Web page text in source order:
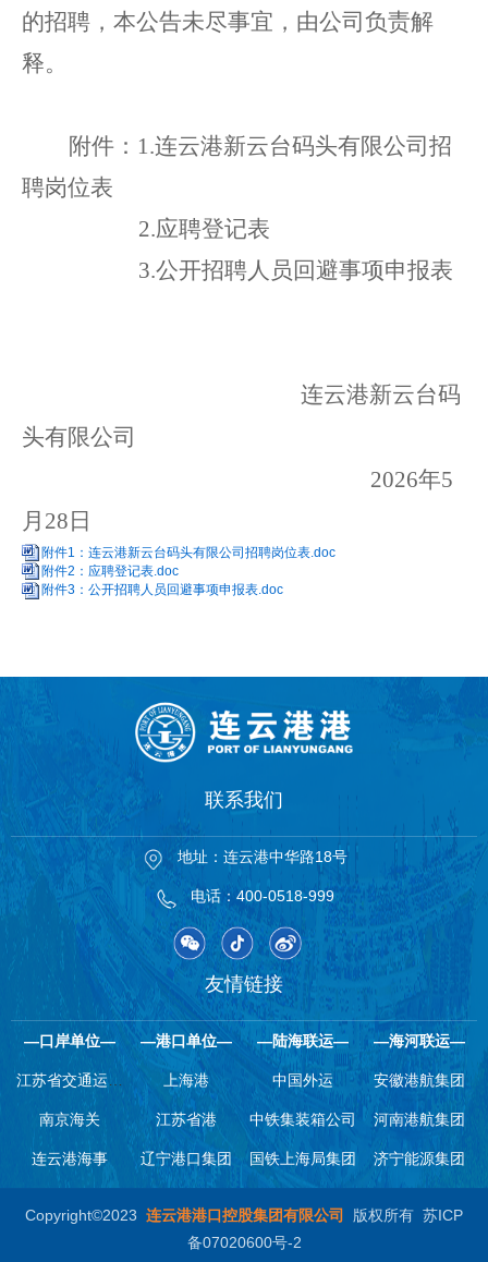
的招聘，本公告未尽事宜，由公司负责解
释。
附件： 1.连云港新云台码头有限公司 招
聘岗位表
2.应聘登记表
3.公开招聘人员回避事项申报表
连云港新云台码
头有限公司
2026年5
月 28 日
附件1：连云港新云台码头有限公司招聘岗位表.doc
附件2：应聘登记表.doc
附件3：公开招聘人员回避事项申报表.doc
联系我们
地址：连云港中华路18号
电话：400-0518-999
友情链接
—口岸单位—
江苏省交通运输
厅
南京海关
连云港海事
—港口单位—
上海港
江苏省港
辽宁港口集团
—陆海联运—
中国外运
中铁集装箱公司
国铁上海局集团
—海河联运—
安徽港航集团
河南港航集团
济宁能源集团
Copyright©2023 连云港港口控股集团有限公司 版权所有 苏ICP
备07020600号-2